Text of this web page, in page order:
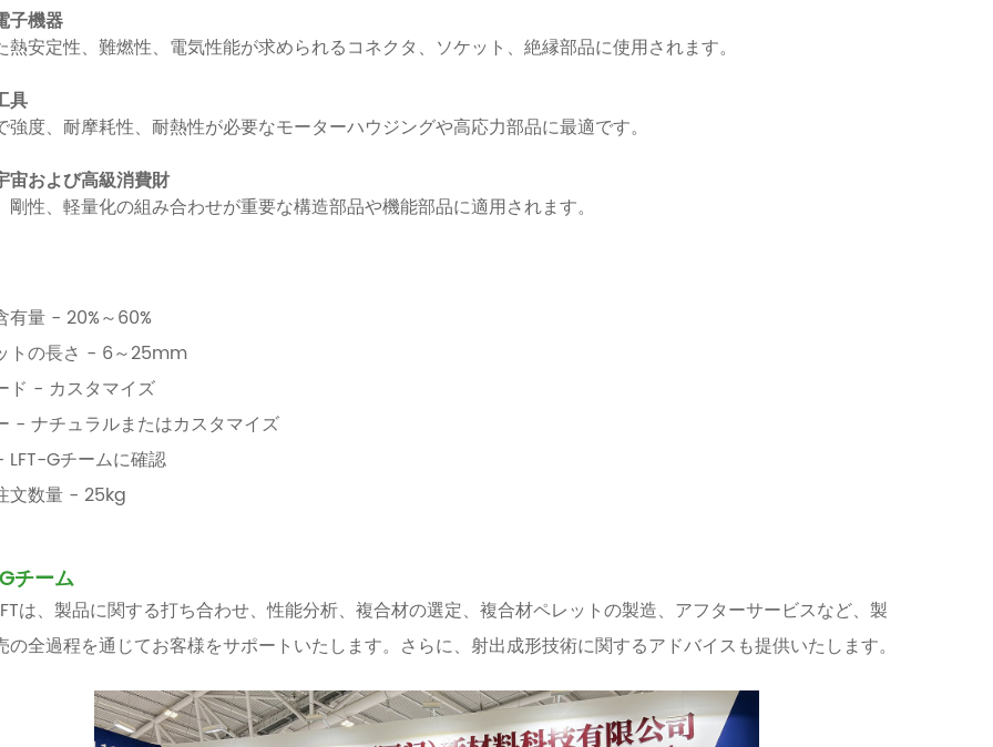
子機器
熱安定性、難燃性、電気性能が求められるコネクタ、ソケット、絶縁部品に使用されます。
具
強度、耐摩耗性、耐熱性が必要なモーターハウジングや高応力部品に最適です。
宙および高級消費財
剛性、軽量化の組み合わせが重要な構造部品や機能部品に適用されます。
有量 - 20%～60%
トの長さ - 6～25mm
ド - カスタマイズ
- ナチュラルまたはカスタマイズ
LFT-Gチームに確認
文数量 - 25kg
チーム
は、製品に関する打ち合わせ、性能分析、複合材の選定、複合材ペレットの製造、アフターサービスなど、製
の全過程を通じてお客様をサポートいたします。さらに、射出成形技術に関するアドバイスも提供いたします。